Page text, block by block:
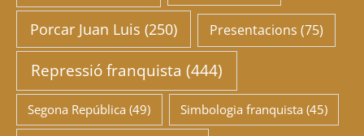
Porcar Juan Luis (250) Presentacions (75)
Repressió franquista (444)
Segona República (49) Simbologia franquista (45)